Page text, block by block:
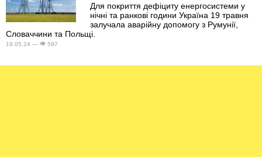
Для покриття дефіциту енергосистеми у
нічні та ранкові години Україна 19 травня
залучала аварійну допомогу з Румунії,
Словаччини та Польщі.
19.05.24 — 597